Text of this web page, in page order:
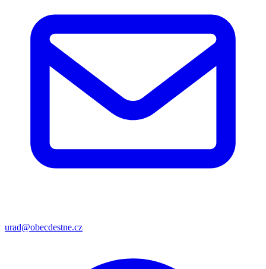
urad@obecdestne.cz